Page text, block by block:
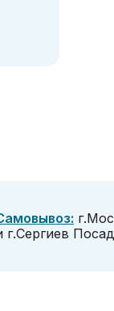
г.Сергиев Посад